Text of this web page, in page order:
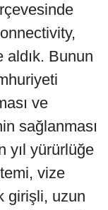
aldık. Bunun
ve
sağlanması
yıl yürürlüğe
vize
girişli, uzun